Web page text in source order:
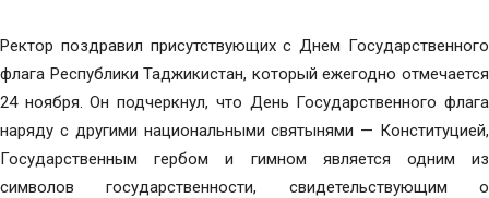
Ректор поздравил присутствующих с Днем Государственного
флага Республики Таджикистан, который ежегодно отмечается
24 ноября. Он подчеркнул, что День Государственного флага
наряду с другими национальными святынями — Конституцией,
Государственным гербом и гимном является одним из
символов государственности, свидетельствующим о